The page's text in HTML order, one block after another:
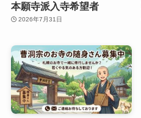
本願寺派入寺希望者
2026年7月31日